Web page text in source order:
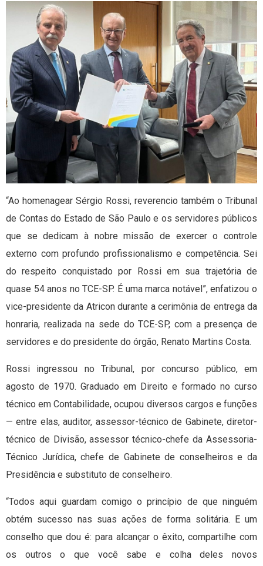
“Ao homenagear Sérgio Rossi, reverencio também o Tribunal
de Contas do Estado de São Paulo e os servidores públicos
que se dedicam à nobre missão de exercer o controle
externo com profundo profissionalismo e competência. Sei
do respeito conquistado por Rossi em sua trajetória de
quase 54 anos no TCE-SP. É uma marca notável”, enfatizou o
vice-presidente da Atricon durante a cerimônia de entrega da
honraria, realizada na sede do TCE-SP, com a presença de
servidores e do presidente do órgão, Renato Martins Costa.
Rossi ingressou no Tribunal, por concurso público, em
agosto de 1970. Graduado em Direito e formado no curso
técnico em Contabilidade, ocupou diversos cargos e funções
— entre elas, auditor, assessor-técnico de Gabinete, diretor-
técnico de Divisão, assessor técnico-chefe da Assessoria-
Técnico Jurídica, chefe de Gabinete de conselheiros e da
Presidência e substituto de conselheiro.
“Todos aqui guardam comigo o princípio de que ninguém
obtém sucesso nas suas ações de forma solitária. E um
conselho que dou é: para alcançar o êxito, compartilhe com
os outros o que você sabe e colha deles novos